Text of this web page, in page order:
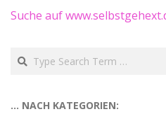
Suche auf
Search
… NACH KATEGORIEN: